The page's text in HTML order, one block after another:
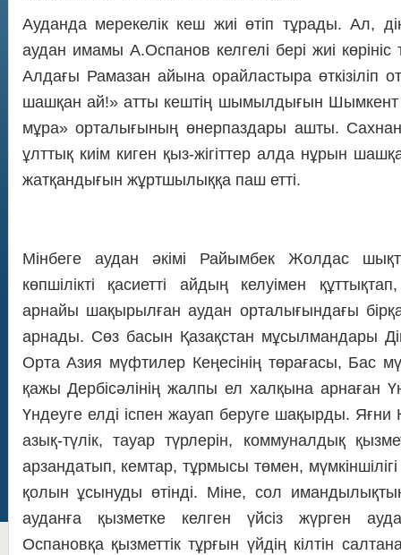
Ауданда мерекелік кеш жиі өтіп тұрады. Ал,
аудан имамы А.Оспанов келгелі бері жиі
Алдағы Рамазан айына орайластыра өткізіліп
шашқан ай!» атты кештің шымылдығын
мұра» орталығының өнерпаздары ашты.
ұлттық киім киген қыз-жігіттер алда нұрын
жатқандығын жұртшылыққа паш етті.
Мінбеге аудан әкімі Райымбек Жолдас
көпшілікті қасиетті айдың келуімен
арнайы шақырылған аудан орталығындағы
арнады. Сөз басын Қазақстан мұсылмандары
Орта Азия мүфтилер Кеңесінің төрағасы, Бас
қажы Дербісәлінің жалпы ел халқына арнаған
Үндеуге елді іспен жауап беруге шақырды. Яғни
азық-түлік, тауар түрлерін, коммуналдық
арзандатып, кемтар, тұрмысы төмен,
қолын ұсынуды өтінді. Міне, сол
ауданға қызметке келген үйсіз жүрген
Оспановқа қызметтік тұрғын үйдің кілтін